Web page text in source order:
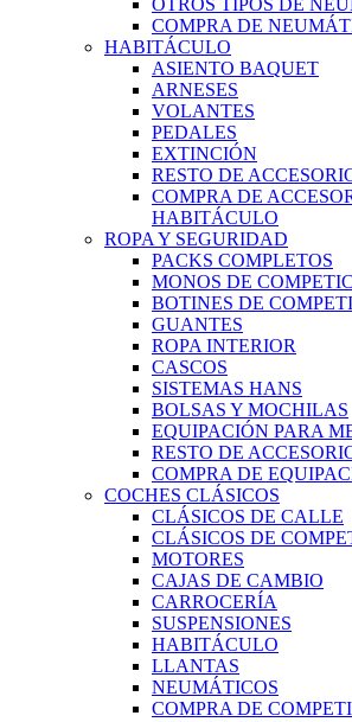
OTROS TIPOS DE
COMPRA DE
HABITÁCULO
ASIENTO BAQUET
ARNESES
VOLANTES
PEDALES
EXTINCIÓN
RESTO DE
COMPRA DE
HABITÁCULO
ROPA Y SEGURIDAD
PACKS COMPLETOS
MONOS DE
BOTINES DE
GUANTES
ROPA INTERIOR
CASCOS
SISTEMAS HANS
BOLSAS Y MOCHILAS
EQUIPACIÓN PARA
RESTO DE
COMPRA DE
COCHES CLÁSICOS
CLÁSICOS DE CALLE
CLÁSICOS DE
MOTORES
CAJAS DE CAMBIO
CARROCERÍA
SUSPENSIONES
HABITÁCULO
LLANTAS
NEUMÁTICOS
COMPRA DE